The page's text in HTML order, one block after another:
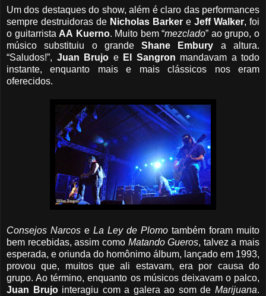
Um dos destaques do show, além é claro das performances
sempre destruidoras de Nicholas Barker e Jeff Walker, foi
o guitarristaAA Kuerno. Muito bem “mezclado” ao grupo, o
músico substituiu o grandeShane Embury a altura.
“Saludos!”, Juan Brujo e El Sangron mandavam a todo
instante, enquanto mais e mais clássicos nos eram
oferecidos.
Consejos Narcos e La Ley de Plomo também foram muito
bem recebidas, assim como Matando Gueros, talvez a mais
esperada, e oriunda do homônimo álbum, lançado em 1993,
provou que, muitos que ali estavam, era por causa do
grupo. Ao término, enquanto os músicos deixavam o palco,
Juan
Brujointeragiu com a galera ao som deMarijuana.